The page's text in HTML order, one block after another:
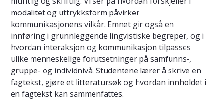
modalitet og uttrykksform påvirker
kommunikasjonens vilkår. Emnet gir også en
innføring i grunnleggende lingvistiske begreper, og i
hvordan interaksjon og kommunikasjon tilpasses
ulike menneskelige forutsetninger på samfunns-,
gruppe- og individnivå. Studentene lærer å skrive en
fagtekst, gjøre et litteratursøk og hvordan innholdet i
en fagtekst kan sammenfattes.